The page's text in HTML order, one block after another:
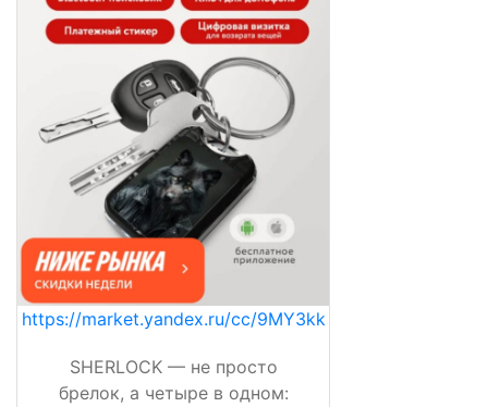
https://market.yandex.ru/cc/9MY3kk
SHERLOCK — не просто
брелок, а четыре в одном: